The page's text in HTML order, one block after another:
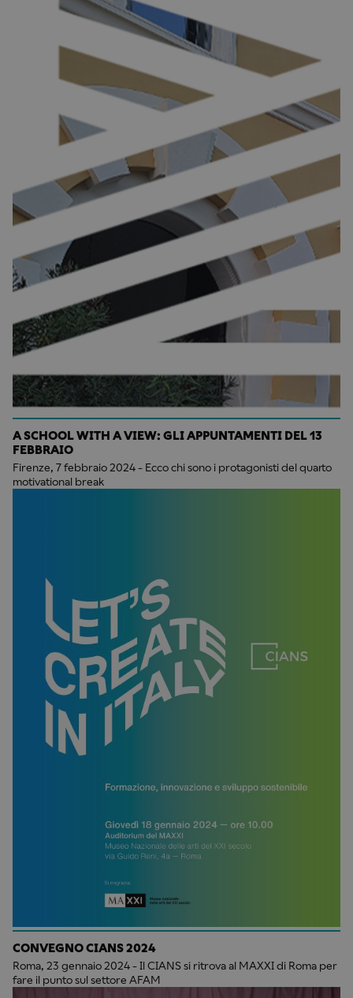
A SCHOOL WITH A VIEW: GLI APPUNTAMENTI DEL 13
FEBBRAIO
Firenze, 7 febbraio 2024 - Ecco chi sono i protagonisti del quarto
motivational break
CONVEGNO CIANS 2024
Roma, 23 gennaio 2024 - Il CIANS si ritrova al MAXXI di Roma per
fare il punto sul settore AFAM